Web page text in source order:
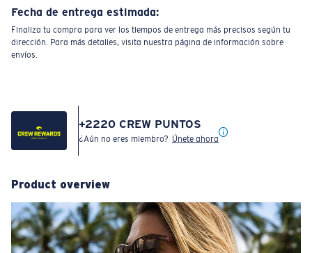
Fecha de entrega estimada:
Finaliza tu compra para ver los tiempos de entrega más precisos según tu
dirección. Para más detalles, visita nuestra página de información sobre
envíos.
+2220 CREW PUNTOS
¿Aún no eres miembro? Únete ahora
Product overview